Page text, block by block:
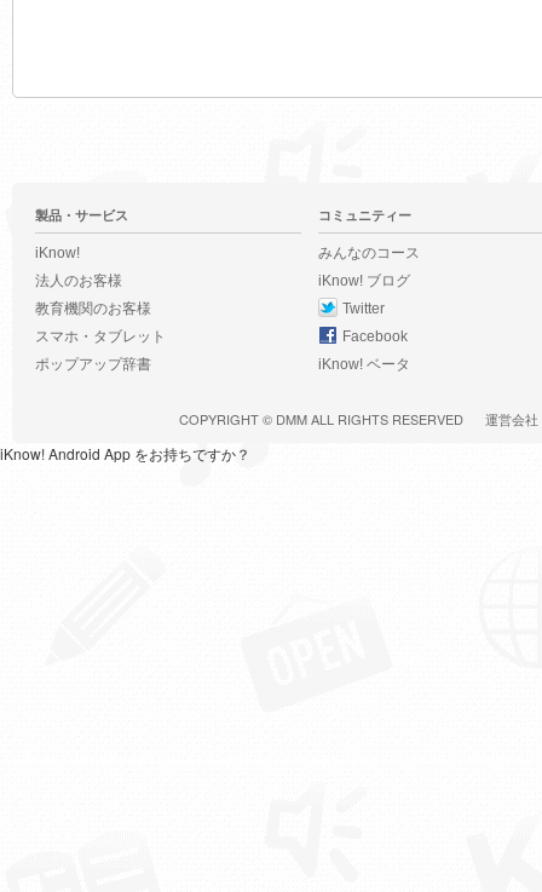
製品・サービス
iKnow!
法人のお客様
教育機関のお客様
スマホ・タブレット
ポップアップ辞書
コミュニティー
みんなのコース
iKnow! ブログ
Twitter
Facebook
iKnow! ベータ
COPYRIGHT © DMMALL RIGHTS RESERVED 運営会社
iKnow! Android App をお持ちですか？